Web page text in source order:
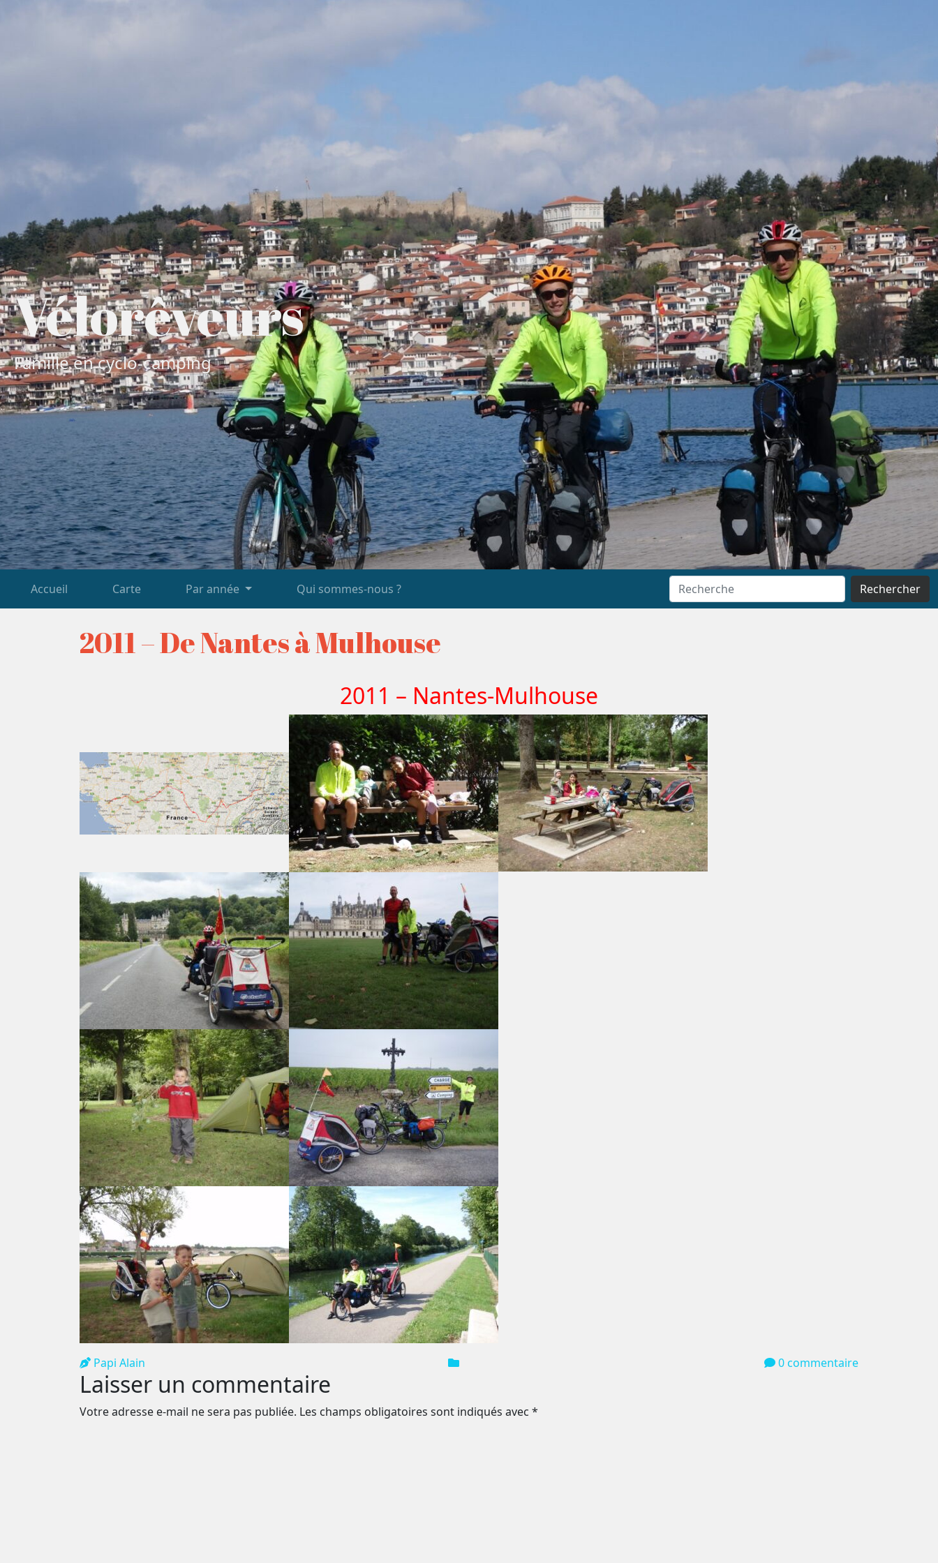
Vélorêveurs
Famille en cyclo-camping
Accueil Carte Par année Qui sommes-nous ? Rechercher
2011 – De Nantes à Mulhouse
2011 – Nantes-Mulhouse
Papi Alain 0 commentaire
Laisser un commentaire
Votre adresse e-mail ne sera pas publiée. Les champs obligatoires sont indiqués avec *